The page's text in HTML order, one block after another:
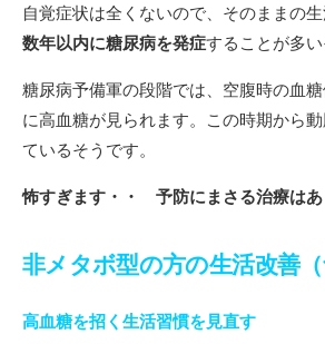
自覚症状は全くないので、そのままの生
数年以内に糖尿病を発症することが多い
糖尿病予備軍の段階では、空腹時の血
に高血糖が見られます。この時期から
ているそうです。
怖すぎます・・ 予防にまさる治療はあ
非メタボ型の方の生活改善（
高血糖を招く生活習慣を見直す